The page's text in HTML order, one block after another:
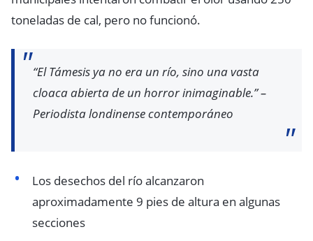
toneladas de cal, pero no funcionó.
“El Támesis ya no era un río, sino una vasta
cloaca abierta de un horror inimaginable.” –
Periodista londinense contemporáneo
Los desechos del río alcanzaron
aproximadamente 9 pies de altura en algunas
secciones